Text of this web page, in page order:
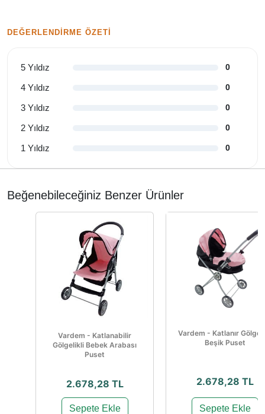
DEĞERLENDIRME ÖZETI
5 Yıldız 0
4 Yıldız 0
3 Yıldız 0
2 Yıldız 0
1 Yıldız 0
Beğenebileceğiniz Benzer Ürünler
Vardem - Katlanabilir
Gölgelikli Bebek Arabası
Puset
2.678,28 TL
Sepete Ekle
Vardem - Katlanır
Beşik Puset
2.678,28 TL
Sepete Ekle